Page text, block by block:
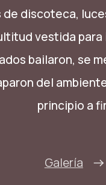
de discoteca,
vestida para
bailaron, se
del
principio a
Galería